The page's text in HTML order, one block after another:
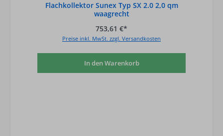
Flachkollektor Sunex Typ SX 2.0 2,0 qm
waagrecht
753,61 €*
Preise inkl. MwSt. zzgl. Versandkosten
In den Warenkorb